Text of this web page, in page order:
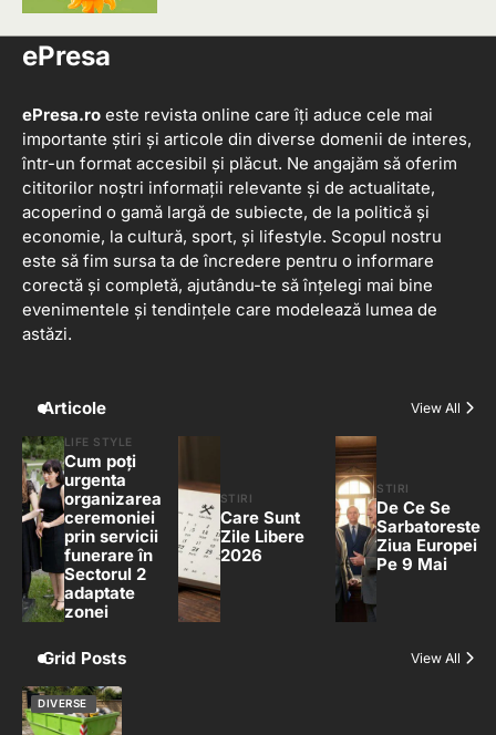
5
ePresa
ePresa.ro este revista online care îți aduce cele mai
importante știri și articole din diverse domenii de interes,
într-un format accesibil și plăcut. Ne angajăm să oferim
cititorilor noștri informații relevante și de actualitate,
acoperind o gamă largă de subiecte, de la politică și
economie, la cultură, sport, și lifestyle. Scopul nostru
este să fim sursa ta de încredere pentru o informare
corectă și completă, ajutându-te să înțelegi mai bine
evenimentele și tendințele care modelează lumea de
astăzi.
Articole View All
LIFE STYLE
Cum poți
urgenta
organizarea
ceremoniei
prin servicii
funerare în
Sectorul 2
adaptate
zonei
STIRI
Care Sunt
Zile Libere
2026
STIRI
De Ce Se
Sarbatoreste
Ziua Europei
Pe 9 Mai
Grid Posts View All
DIVERSE